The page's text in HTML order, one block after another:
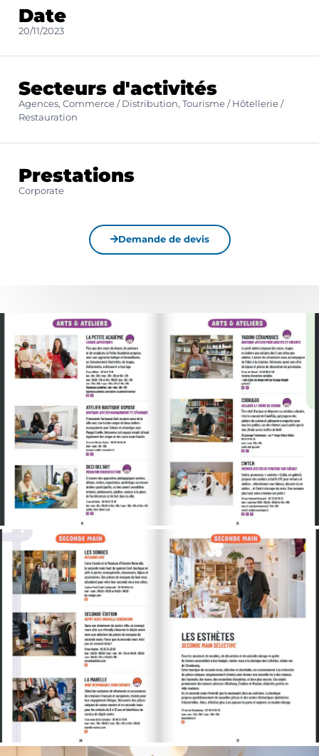
Date
20/11/2023
Secteurs d'activités
Agences, Commerce / Distribution, Tourisme / Hôtellerie /
Restauration
Prestations
Corporate
Demande de devis